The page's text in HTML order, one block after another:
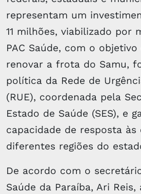
representam um
11 milhões, viabilizado por
PAC Saúde, com o
renovar a frota do Samu,
política da Rede de
(RUE), coordenada pela
Estado de Saúde (SES), e
capacidade de resposta às
diferentes regiões do
De acordo com o
Saúde da Paraíba, Ari Reis,